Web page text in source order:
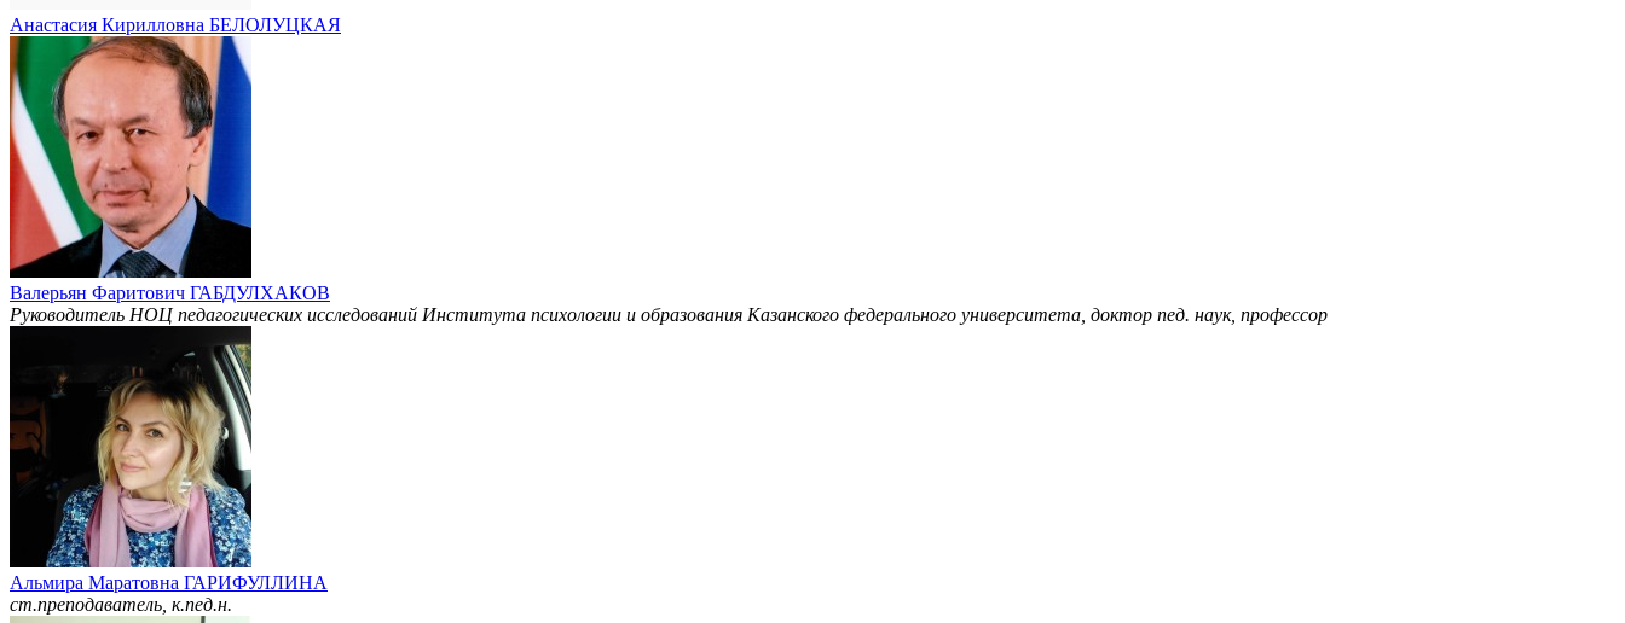
Анастасия Кирилловна БЕЛОЛУЦКАЯ
Валерьян Фаритович ГАБДУЛХАКОВ
Руководитель НОЦ педагогических исследований Института психологии и образования Казанского федерального университета, доктор пед. наук, профессор
Альмира Маратовна ГАРИФУЛЛИНА
ст.преподаватель, к.пед.н.